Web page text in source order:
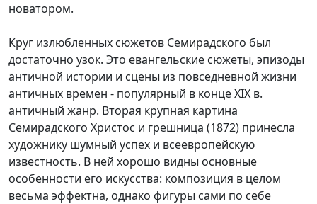
новатором.
Круг излюбленных сюжетов Семирадского был
достаточно узок. Это евангельские сюжеты, эпизоды
античной истории и сцены из повседневной жизни
античных времен - популярный в конце XIX в.
античный жанр. Вторая крупная картина
Семирадского Христос и грешница (1872) принесла
художнику шумный успех и всеевропейскую
известность. В ней хорошо видны основные
особенности его искусства: композиция в целом
весьма эффектна, однако фигуры сами по себе